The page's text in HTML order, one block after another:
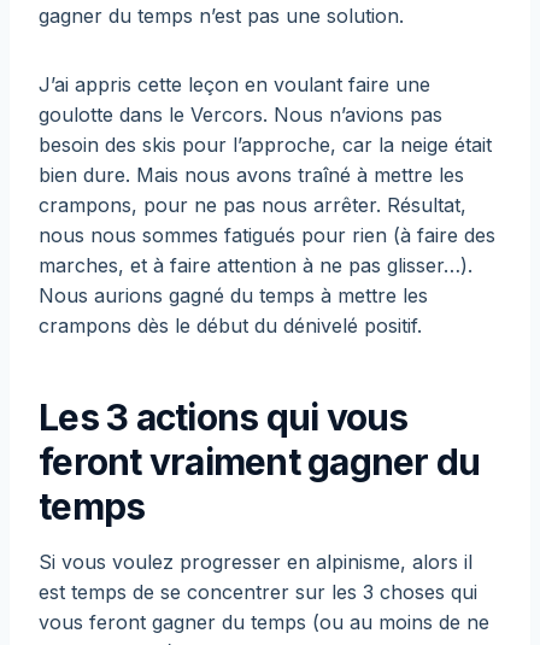
gagner du temps n’est pas une solution.
J’ai appris cette leçon en voulant faire une
goulotte dans le Vercors. Nous n’avions pas
besoin des skis pour l’approche, car la neige était
bien dure. Mais nous avons traîné à mettre les
crampons, pour ne pas nous arrêter. Résultat,
nous nous sommes fatigués pour rien (à faire des
marches, et à faire attention à ne pas glisser…).
Nous aurions gagné du temps à mettre les
crampons dès le début du dénivelé positif.
Les 3 actions qui vous
feront vraiment gagner du
temps
Si vous voulez progresser en alpinisme, alors il
est temps de se concentrer sur les 3 choses qui
vous feront gagner du temps (ou au moins de ne